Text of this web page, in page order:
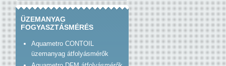
ÜZEMANYAG
FOGYASZTÁSMÉRÉS
Aquametro CONTOIL
üzemanyag átfolyásmérők